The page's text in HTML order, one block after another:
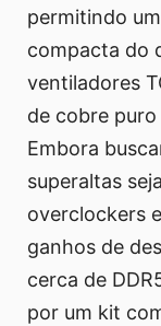
permitindo
compacta do
ventiladores
de cobre puro
Embora
superaltas
overclockers
ganhos de
cerca de
por um kit